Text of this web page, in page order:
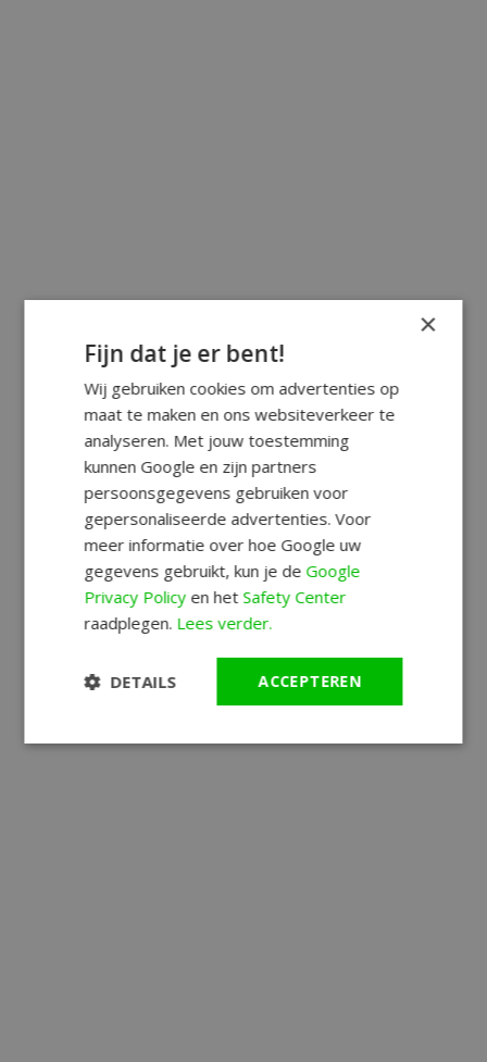
×
Fijn dat je er bent!
Wij gebruiken cookies om advertenties op
maat te maken en ons websiteverkeer te
analyseren. Met jouw toestemming
kunnen Google en zijn partners
persoonsgegevens gebruiken voor
gepersonaliseerde advertenties. Voor
meer informatie over hoe Google uw
gegevens gebruikt, kun je deGoogle
Privacy Policyen hetSafety Center
raadplegen. Lees verder.
ACCEPTEREN
DETAILS